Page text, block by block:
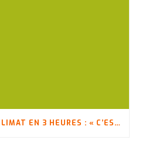
SA FRESQUE DU CLIMAT EN 3 HEURES : « C’EST PAS FINI, OUI ?! »